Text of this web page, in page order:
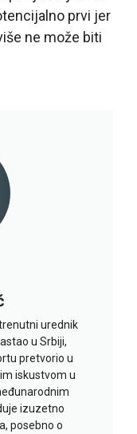
prvi jer
ne može biti
urednik
u Srbiji,
pretvorio u
iskustvom u
izuzetno
posebno o